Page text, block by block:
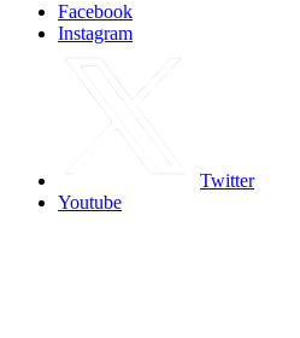
Facebook
Instagram
Twitter
Youtube